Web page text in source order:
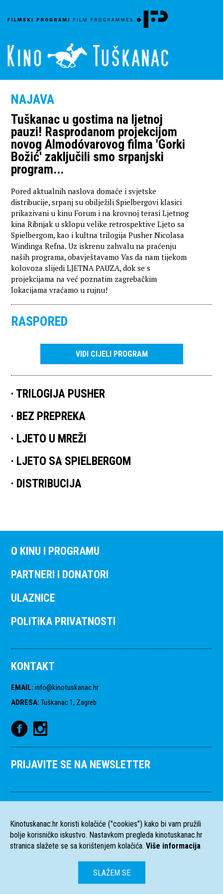
NAJAVA
Tuškanac u gostima na ljetnoj
pauzi! Rasprodanom projekcijom
novog Almodóvarovog filma 'Gorki
Božić' zaključili smo srpanjski
program...
Pored aktualnih naslova domaće i svjetske
distribucije, srpanj su obilježili Spielbergovi klasici
prikazivani u kinu Forum i na krovnoj terasi Ljetnog
kina Ribnjak u sklopu velike retrospektive Ljeto sa
Spielbergom, kao i kultna trilogija Pusher Nicolasa
Windinga Refna. Uz iskrenu zahvalu na praćenju
naših programa, obavještavamo Vas da nam tijekom
kolovoza slijedi LJETNA PAUZA, dok se s
projekcijama na već poznatim zagrebačkim
lokacijama vraćamo u rujnu!
RASPORED
VIDI CIJELI PROGRAM
TRILOGIJA PUSHER
BEZ PREPREKA
LJETO U MREŽI
LJETO SA SPIELBERGOM
DISTRIBUCIJA
O KINU I PROGRAMU
PARTNERI I DONATORI
ULAZNICE
POLITIKA PRIVATNOSTI
KONTAKT
EMAIL: info@kinotuskanac.hr
ADRESA: Tuškanac 1, Zagreb
PRIJAVITE SE NA NEWSLETTER
Kinotuskanac.hr koristi kolačiće ("cookies") kako bi vam pružili
bolje korisničko iskustvo. Nastavkom pregleda kinotuskanac.hr
stranica slažete se sa korištenjem kolačića. Više informacija
SLAŽEM SE